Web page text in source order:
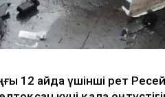
12 айда үшінші рет